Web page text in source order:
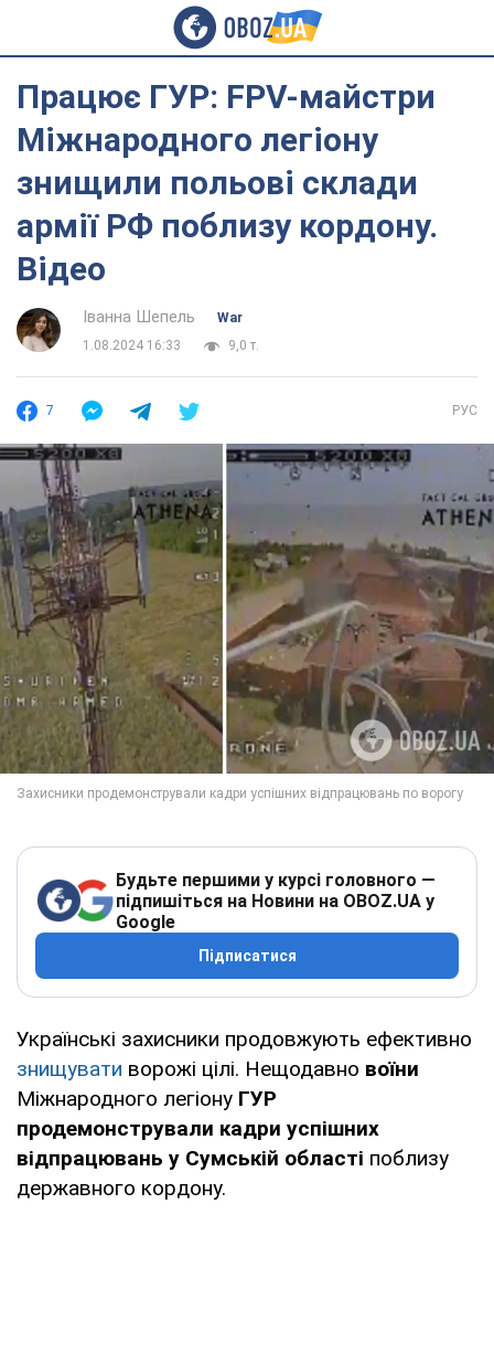
Працює ГУР: FPV-майстри
Міжнародного легіону
знищили польові склади
армії РФ поблизу кордону.
Відео
Іванна Шепель
War
1.08.2024 16:33
9,0 т.
7 РУС
Будьте першими у курсі головного —
підпишіться на Новини на OBOZ.UA у
Google
Підписатися
Українські захисники продовжують ефективно
знищувати ворожі цілі. Нещодавно воїни
Міжнародного легіону ГУР
продемонстрували кадри успішних
відпрацювань у Сумській області поблизу
державного кордону.